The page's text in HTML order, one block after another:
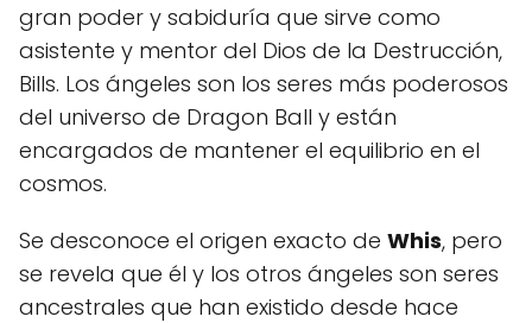
gran poder y sabiduría que sirve como
asistente y mentor del Dios de la Destrucción,
Bills. Los ángeles son los seres más poderosos
del universo de Dragon Ball y están
encargados de mantener el equilibrio en el
cosmos.
Se desconoce el origen exacto de Whis, pero
se revela que él y los otros ángeles son seres
ancestrales que han existido desde hace